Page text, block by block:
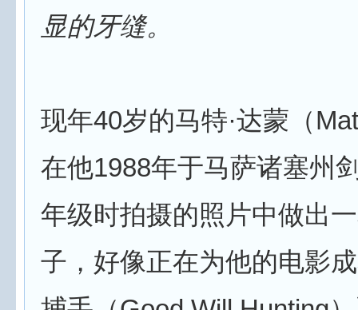
显的牙缝。
现年40岁的马特·达蒙（
在他1988年于马萨诸塞州
年级时拍摄的照片中做出
子，好像正在为他的电影